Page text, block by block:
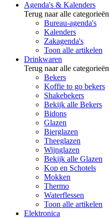
Agenda's & Kalenders
Terug naar alle categorieën
Bureau-agenda's
Kalenders
Zakagenda's
Toon alle artikelen
Drinkwaren
Terug naar alle categorieën
Bekers
Koffie to go bekers
Shakebekers
Bekijk alle Bekers
Bidons
Glazen
Bierglazen
Theeglazen
Wijnglazen
Bekijk alle Glazen
Kop en Schotels
Mokken
Thermo
Waterflessen
Toon alle artikelen
Elektronica